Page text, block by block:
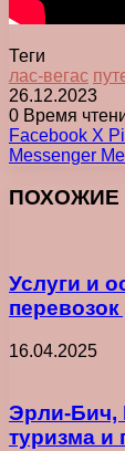
Теги
лас-вегас
26.12.2023
0 Время
Facebook X
Messenger
ПОХОЖИЕ
Услуги и
16.04.2025
Эрли-Бич,
туризма и